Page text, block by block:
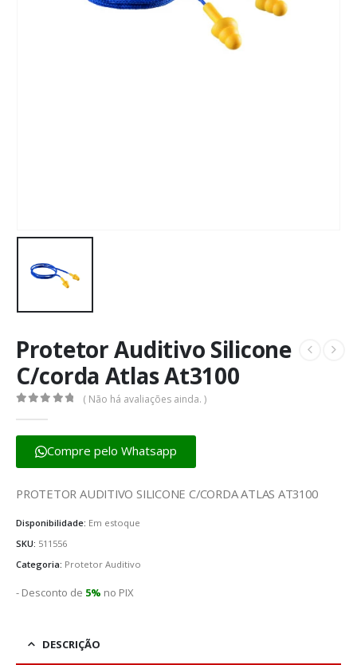
Protetor Auditivo Silicone
C/corda Atlas At3100
( Não há avaliações ainda. )
Compre pelo Whatsapp
PROTETOR AUDITIVO SILICONE C/CORDA ATLAS AT3100
Disponibilidade: Em estoque
SKU: 511556
Categoria: Protetor Auditivo
- Desconto de 5% no PIX
DESCRIÇÃO